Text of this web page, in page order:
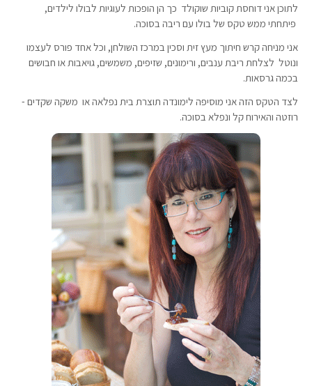
לתוכן אני דוחסת קוביות שוקולד כך הן הופכות לעוגיות לבולו לילדים,
פיתחתי ממש טקס של בולו עם ריבה בסוכה.
אני מניחה קרש חיתוך מעץ זית וסכין במרכז השולחן, וכל אחד פורס לעצמו
ונוטל לצלחת ריבת ענבים, ורימונים, שזיפים, משמשים, גויאבות או חבושים
בכמה גרסאות.
לצד הטקס הזה אני מוסיפה לימונדה תוצרת בית נפלאה או משקה שקדים -
רוזטה והאירוח קל ונפלא בסוכה.